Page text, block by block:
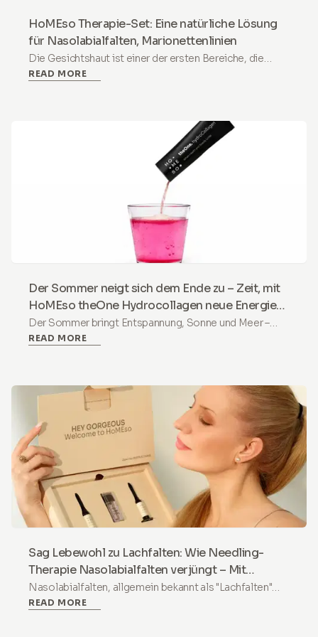
HoMEso Therapie-Set: Eine natürliche Lösung
für Nasolabialfalten, Marionettenlinien
Die Gesichtshaut ist einer der ersten Bereiche, die
Anzeichen des Alterns zeigen. Zu den auffälligsten
sogar traurig erscheinen lassen können. Während sie ein
natürlicher Teil des Alterungsprozesses sind, wünschen
sich viele Menschen, dass sie weniger ausgeprägt
READ MORE
Der Sommer neigt sich dem Ende zu – Zeit, mit
HoMEso theOne Hydrocollagen neue Energie
zu tanken
Der Sommer bringt Entspannung, Sonne und Meer –
hinterlässt aber auch seine Spuren auf unserer Haut,
austrocknen, das Haar schwächen, Nägel brüchig
machen und die Erholung von Gelenken und Muskeln
nach körperlicher Aktivität verlangsamen.
READ MORE
Sag Lebewohl zu Lachfalten: Wie Needling-
Therapie Nasolabialfalten verjüngt – Mit
unserem HoMEso Therapy Kit
Nasolabialfalten, allgemein bekannt als "Lachfalten"
oder "Schmunzelfalten", sind ein natürlicher Bestandteil
READ MORE